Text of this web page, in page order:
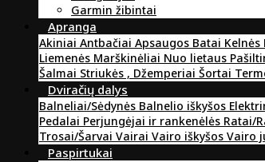
Garmin žibintai
Apranga
Akiniai Antbačiai Apsaugos Batai Kelnės
Liemenės Marškinėliai Nuo lietaus
Šalmai Striukės , Džemperiai Šortai
Dviračių dalys
Balneliai/Sėdynės Balnelio iškyšos
Pedalai Perjungėjai ir rankenėlės Ratai/
Trosai/Šarvai Vairai Vairo iškyšos Vairo
Paspirtukai